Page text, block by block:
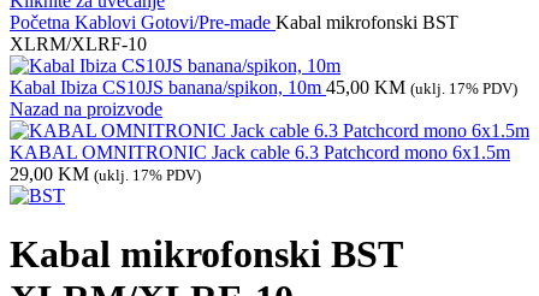
Početna Kablovi Gotovi/Pre-made Kabal mikrofonski BST
XLRM/XLRF-10
Kabal Ibiza CS10JS banana/spikon, 10m 45,00 KM (uklj. 17% PDV)
Nazad na proizvode
KABAL OMNITRONIC Jack cable 6.3 Patchcord mono 6x1.5m
29,00 KM (uklj. 17% PDV)
Kabal mikrofonski BST